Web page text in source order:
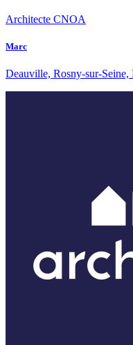
Architecte CNOA
Marc
Deauville, Rosny-sur-